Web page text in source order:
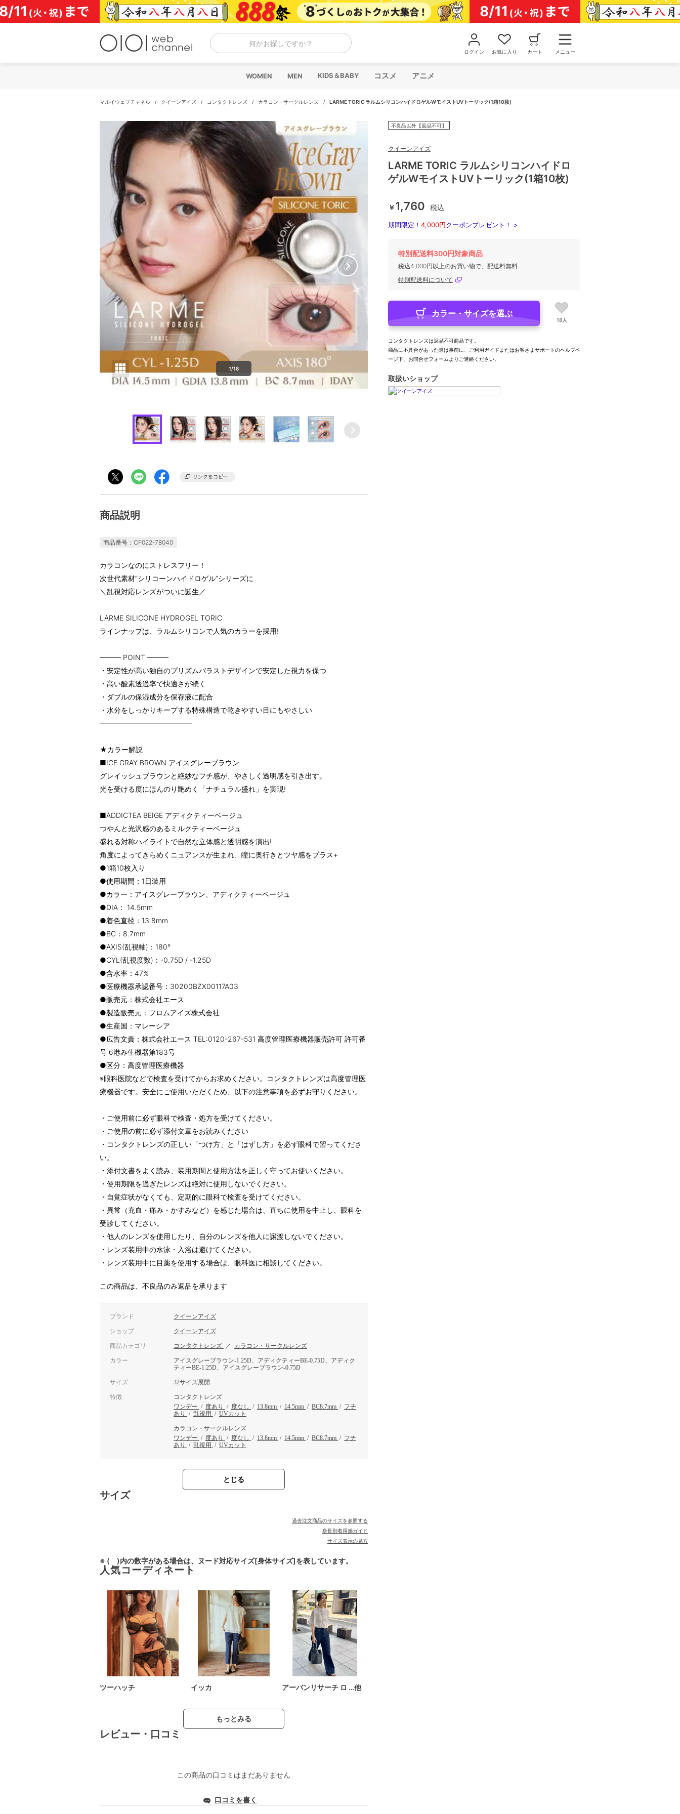
コ
ン
テ
何かお探しですか？
ログイン お気に入り カート メニュー
WOMEN MEN KIDS＆BABY コスメ アニメ
マルイウェブチャネル / クイーンアイズ / コンタクトレンズ / カラコン・サークルレンズ / LARME TORIC ラルムシリコンハイドロゲルWモイストUVトーリック(1箱10枚)
1/18
商品説明
商品番号：CF022-78040
カラコンなのにストレスフリー！
次世代素材“シリコーンハイドロゲル”シリーズに
＼乱視対応レンズがついに誕生／
LARME SILICONE HYDROGEL TORIC
ラインナップは、ラルムシリコンで人気のカラーを採用!
━━━ POINT ━━━
・安定性が高い独自のプリズムバラストデザインで安定した視力を保つ
・高い酸素透過率で快適さが続く
・ダブルの保湿成分を保存液に配合
・水分をしっかりキープする特殊構造で乾きやすい目にもやさしい
━━━━━━━━━━━━━
★カラー解説
■ICE GRAY BROWN アイスグレーブラウン
グレイッシュブラウンと絶妙なフチ感が、やさしく透明感を引き出す。
光を受ける度にほんのり艶めく「ナチュラル盛れ」を実現!
■ADDICTEA BEIGE アディクティーベージュ
つやんと光沢感のあるミルクティーベージュ
盛れる対称ハイライトで自然な立体感と透明感を演出!
角度によってきらめくニュアンスが生まれ、瞳に奥行きとツヤ感をプラス+
●1箱10枚入り
●使用期間：1日装用
●カラー：アイスグレーブラウン、アディクティーベージュ
●DIA： 14.5mm
●着色直径：13.8mm
●BC：8.7mm
●AXIS(乱視軸)：180°
●CYL(乱視度数)：-0.75D / -1.25D
●含水率：47%
●医療機器承認番号：30200BZX00117A03
●販売元：株式会社エース
●製造販売元：フロムアイズ株式会社
●生産国：マレーシア
●広告文責：株式会社エース TEL:0120-267-531 高度管理医療機器販売許可 許可番
号 6港み生機器第183号
●区分：高度管理医療機器
※眼科医院などで検査を受けてからお求めください。コンタクトレンズは高度管理医
療機器です。安全にご使用いただくため、以下の注意事項を必ずお守りください。
・ご使用前に必ず眼科で検査・処方を受けてください。
・ご使用の前に必ず添付文章をお読みください
・コンタクトレンズの正しい「つけ方」と「はずし方」を必ず眼科で習ってくださ
い。
・添付文書をよく読み、装用期間と使用方法を正しく守ってお使いください。
・使用期限を過ぎたレンズは絶対に使用しないでください。
・自覚症状がなくても、定期的に眼科で検査を受けてください。
・異常（充血・痛み・かすみなど）を感じた場合は、直ちに使用を中止し、眼科を
受診してください。
・他人のレンズを使用したり、自分のレンズを他人に譲渡しないでください。
・レンズ装用中の水泳・入浴は避けてください。
・レンズ装用中に目薬を使用する場合は、眼科医に相談してください。
この商品は、不良品のみ返品を承ります
ブランド クイーンアイズ
ショップ クイーンアイズ
商品カテゴリ コンタクトレンズ ／ カラコン・サークルレンズ
カラー
アイスグレーブラウン-1.25D、アディクティーBE-0.75D、アディク
ティーBE-1.25D、アイスグレーブラウン-0.75D
サイズ 32サイズ展開
特徴
コンタクトレンズ
ワンデー / 度あり / 度なし / 13.8mm / 14.5mm / BC8.7mm / フチ
あり
/ 乱視用 / UVカット
カラコン・サークルレンズ
ワンデー / 度あり / 度なし / 13.8mm / 14.5mm / BC8.7mm / フチ
あり
/ 乱視用 / UVカット
とじる
サイズ
過去注文商品のサイズを参照する
身長別着用感ガイド
サイズ表示の見方
※ ( )内の数字がある場合は、ヌード対応サイズ[身体サイズ]を表しています。
人気コーディネート
ツーハッチ イッカ アーバンリサーチ ロ …他
もっとみる
レビュー・口コミ
この商品の口コミはまだありません
口コミを書く
不良品以外【返品不可】
クイーンアイズ
LARME TORIC ラルムシリコンハイドロ
ゲルWモイストUVトーリック(1箱10枚)
￥1,760 税込
期間限定！ 4,000円クーポンプレゼント！ >
特別配送料300円対象商品
税込4,000円以上のお買い物で、配送料無料
特別配送料について
カラー・サイズを選ぶ
18人
コンタクトレンズは返品不可商品です。
商品に不具合があった際は事前に、ご利用ガイドまたはお客さまサポートのヘルプペ
ージ下、お問合せフォームよりご連絡ください。
取扱いショップ